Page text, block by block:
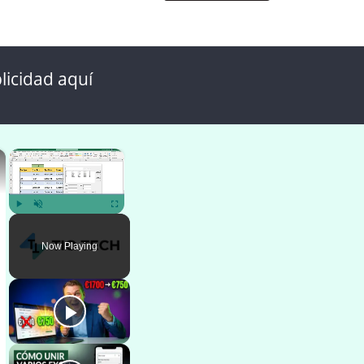
aquí
×
Fullscreen
Now Playing